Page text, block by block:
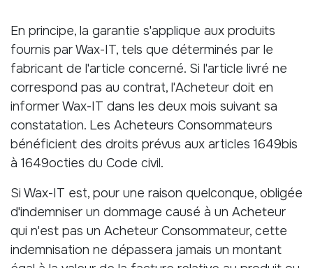
En principe, la garantie s'applique aux produits
fournis par Wax-IT, tels que déterminés par le
fabricant de l'article concerné. Si l'article livré ne
correspond pas au contrat, l'Acheteur doit en
informer Wax-IT dans les deux mois suivant sa
constatation. Les Acheteurs Consommateurs
bénéficient des droits prévus aux articles 1649bis
à 1649octies du Code civil.
Si Wax-IT est, pour une raison quelconque, obligée
d'indemniser un dommage causé à un Acheteur
qui n'est pas un Acheteur Consommateur, cette
indemnisation ne dépassera jamais un montant